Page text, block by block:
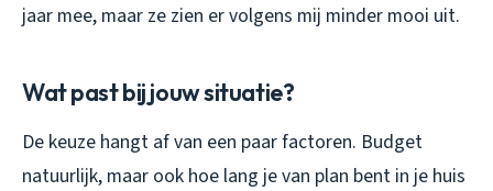
jaar mee, maar ze zien er volgens mij minder mooi uit.
Wat past bij jouw situatie?
De keuze hangt af van een paar factoren. Budget
natuurlijk, maar ook hoe lang je van plan bent in je huis